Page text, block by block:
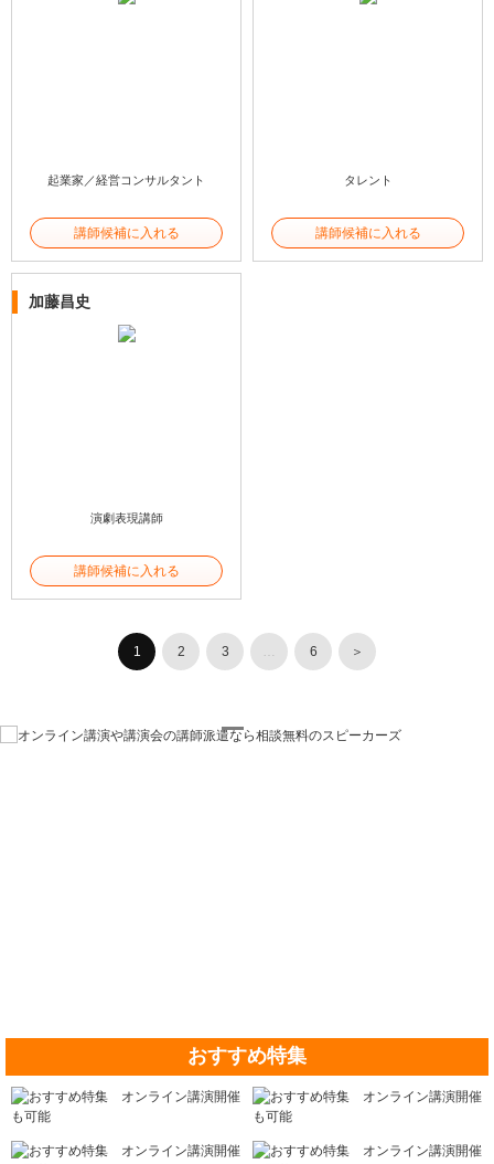
起業家／経営コンサルタント
講師候補に入れる
タレント
講師候補に入れる
加藤昌史
演劇表現講師
講師候補に入れる
1 2 3 6 ＞
おすすめ特集